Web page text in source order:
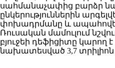
սահմանաչափից բարձր
ընկերություններին
փոխադրմանը և ապահովել
Ռուսական մամուլում
բյուջեի դեֆիցիտը կարող
նախատեսված 3,7 տրիլիոն